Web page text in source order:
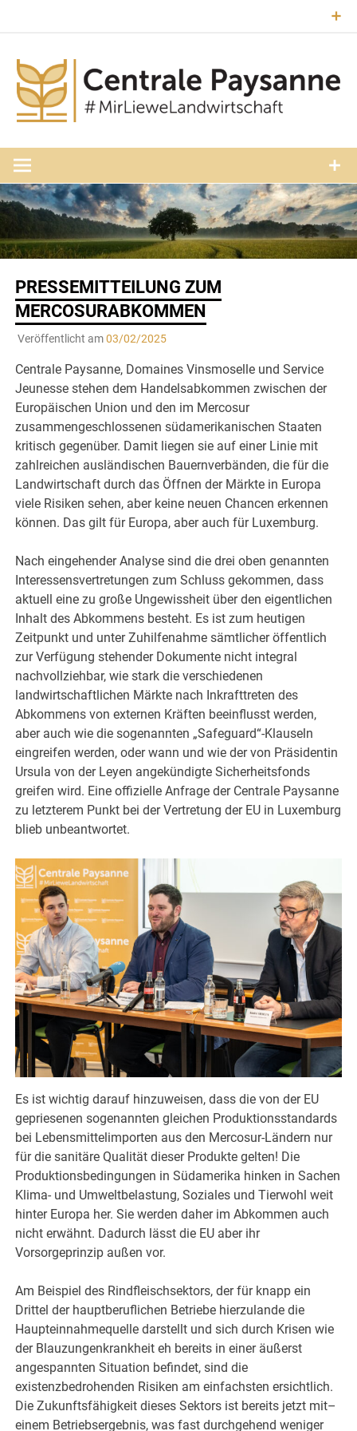
PRESSEMITTEILUNG ZUM
MERCOSURABKOMMEN
Veröffentlicht am03/02/2025
Centrale Paysanne, Domaines Vinsmoselle und Service
Jeunesse stehen dem Handelsabkommen zwischen der
Europäischen Union und den im Mercosur
zusammengeschlossenen südamerikanischen Staaten
kritisch gegenüber. Damit liegen sie auf einer Linie mit
zahlreichen ausländischen Bauernverbänden, die für die
Landwirtschaft durch das Öffnen der Märkte in Europa
viele Risiken sehen, aber keine neuen Chancen erkennen
können. Das gilt für Europa, aber auch für Luxemburg.
Nach eingehender Analyse sind die drei oben genannten
Interessensvertretungen zum Schluss gekommen, dass
aktuell eine zu große Ungewissheit über den eigentlichen
Inhalt des Abkommens besteht. Es ist zum heutigen
Zeitpunkt und unter Zuhilfenahme sämtlicher öffentlich
zur Verfügung stehender Dokumente nicht integral
nachvollziehbar, wie stark die verschiedenen
landwirtschaftlichen Märkte nach Inkrafttreten des
Abkommens von externen Kräften beeinflusst werden,
aber auch wie die sogenannten „Safeguard“-Klauseln
eingreifen werden, oder wann und wie der von Präsidentin
Ursula von der Leyen angekündigte Sicherheitsfonds
greifen wird. Eine offizielle Anfrage der Centrale Paysanne
zu letzterem Punkt bei der Vertretung der EU in Luxemburg
blieb unbeantwortet.
Es ist wichtig darauf hinzuweisen, dass die von der EU
gepriesenen sogenannten gleichen Produktionsstandards
bei Lebensmittelimporten aus den Mercosur-Ländern nur
für die sanitäre Qualität dieser Produkte gelten! Die
Produktionsbedingungen in Südamerika hinken in Sachen
Klima- und Umweltbelastung, Soziales und Tierwohl weit
hinter Europa her. Sie werden daher im Abkommen auch
nicht erwähnt. Dadurch lässt die EU aber ihr
Vorsorgeprinzip außen vor.
Am Beispiel des Rindfleischsektors, der für knapp ein
Drittel der hauptberuflichen Betriebe hierzulande die
Haupteinnahmequelle darstellt und sich durch Krisen wie
der Blauzungenkrankheit eh bereits in einer äußerst
angespannten Situation befindet, sind die
existenzbedrohenden Risiken am einfachsten ersichtlich.
Die Zukunftsfähigkeit dieses Sektors ist bereits jetzt mit–
einem Betriebsergebnis, was fast durchgehend weniger